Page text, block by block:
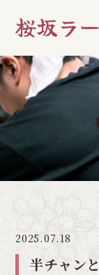
半チャン
2025.07.18